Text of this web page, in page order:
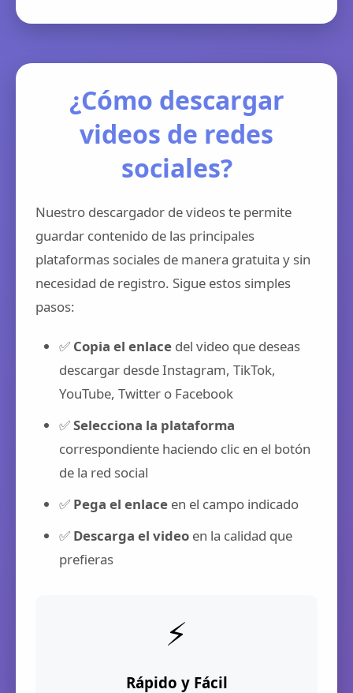
¿Cómo descargar
videos de redes
sociales?
Nuestro descargador de videos te permite
guardar contenido de las principales
plataformas sociales de manera gratuita y sin
necesidad de registro. Sigue estos simples
pasos:
✅ Copia el enlace del video que deseas
descargar desde Instagram, TikTok,
YouTube, Twitter o Facebook
✅Selecciona la plataforma
correspondiente haciendo clic en el botón
de la red social
✅ Pega el enlace en el campo indicado
✅ Descarga el video en la calidad que
prefieras
⚡
Rápido y Fácil